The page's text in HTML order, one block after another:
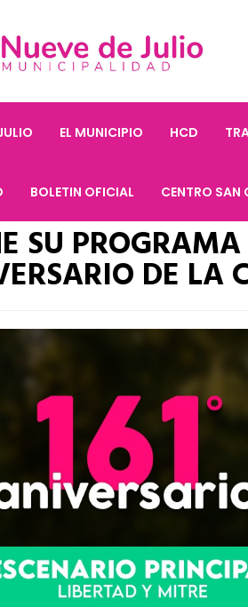
EL MUNICIPIO HCD
BOLETIN OFICIAL CENTRO SAN
SU
DE LA